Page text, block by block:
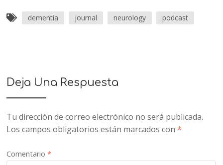
dementia journal neurology podcast
Deja Una Respuesta
Tu dirección de correo electrónico no será publicada.
Los campos obligatorios están marcados con*
Comentario*